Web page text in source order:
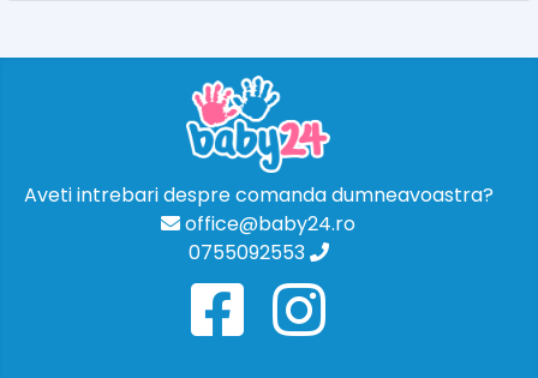
Aveti intrebari despre comanda dumneavoastra?
office@baby24.ro
0755092553